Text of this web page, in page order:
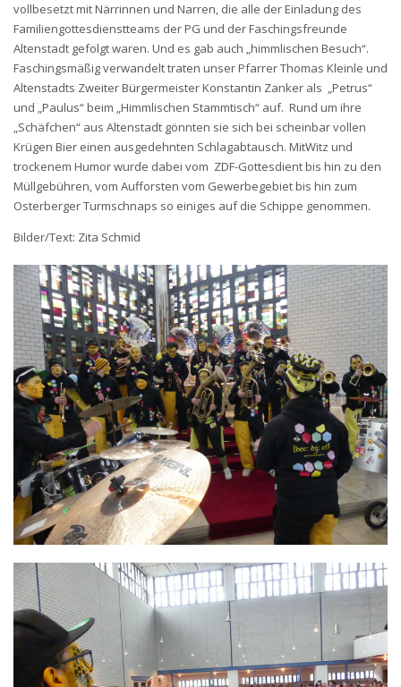
vollbesetzt mit Närrinnen und Narren, die alle der Einladung des
Familiengottesdienstteams der PG und der Faschingsfreunde
Altenstadt gefolgt waren. Und es gab auch „himmlischen Besuch“.
Faschingsmäßig verwandelt traten unser Pfarrer Thomas Kleinle und
Altenstadts Zweiter Bürgermeister Konstantin Zanker als „Petrus“
und „Paulus“ beim „Himmlischen Stammtisch“ auf. Rund um ihre
„Schäfchen“ aus Altenstadt gönnten sie sich bei scheinbar vollen
Krügen Bier einen ausgedehnten Schlagabtausch. MitWitz und
trockenem Humor wurde dabei vom ZDF-Gottesdient bis hin zu den
Müllgebühren, vom Aufforsten vom Gewerbegebiet bis hin zum
Osterberger Turmschnaps so einiges auf die Schippe genommen.
Bilder/Text: Zita Schmid